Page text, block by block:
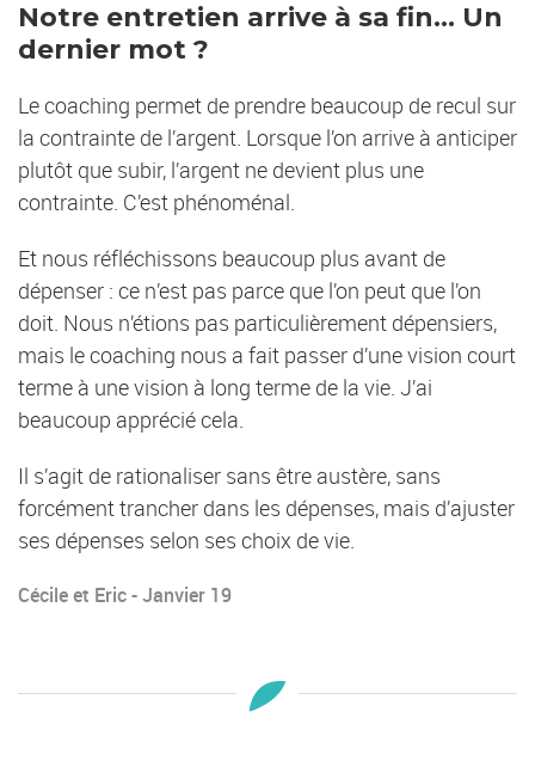
Notre entretien arrive à sa fin… Un
dernier mot ?
Le coaching permet de prendre beaucoup de recul sur
la contrainte de l’argent. Lorsque l’on arrive à anticiper
plutôt que subir, l’argent ne devient plus une
contrainte. C’est phénoménal.
Et nous réfléchissons beaucoup plus avant de
dépenser : ce n’est pas parce que l’on peut que l’on
doit. Nous n’étions pas particulièrement dépensiers,
mais le coaching nous a fait passer d’une vision court
terme à une vision à long terme de la vie. J’ai
beaucoup apprécié cela.
Il s’agit de rationaliser sans être austère, sans
forcément trancher dans les dépenses, mais d’ajuster
ses dépenses selon ses choix de vie.
Cécile et Eric - Janvier 19